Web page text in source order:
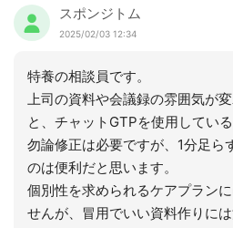
スポンジトム
2025/02/03 12:34
特養の相談員です。
上司の資料や会議録の雰囲気が
と、チャットGTPを使用してい
勿論修正は必要ですが、1分足ら
のは便利だと思います。
個別性を求められるケアプラン
せんが、冒用でいい資料作りには